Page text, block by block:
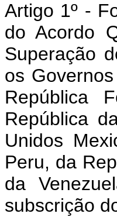
Artigo 1º -
do Acordo
Superação
os
República
República
Unidos
Peru, da
da
subscrição